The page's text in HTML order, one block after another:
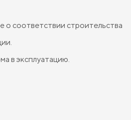
о соответствии строительства
в эксплуатацию.